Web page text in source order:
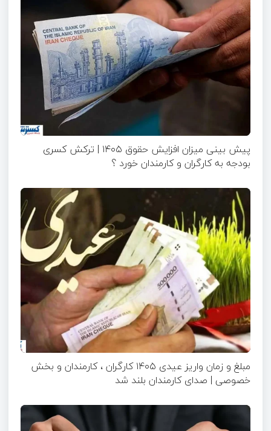
پیش بینی میزان افزایش حقوق ۱۴۰۵ | ترکش کسری
بودجه به کارگران و کارمندان خورد ؟
مبلغ و زمان واریز عیدی ۱۴۰۵ کارگران ، کارمندان و بخش
خصوصی | صدای کارمندان بلند شد